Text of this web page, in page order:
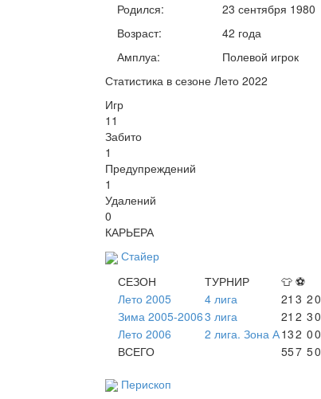
Родился:
Возраст:
Амплуа:
23 сентября 1980
42 года
Полевой игрок
Статистика в сезоне Лето 2022
Игр
11
Забито
1
Предупреждений
1
Удалений
0
КАРЬЕРА
Стайер
СЕЗОН
ТУРНИР 👕 ⚽
Лето 2005
4 лига 21 3 20
Зима 2005-20063 лига 21 2 30
Лето 2006
2 лига. Зона А132 00
ВСЕГО
557 50
Перископ